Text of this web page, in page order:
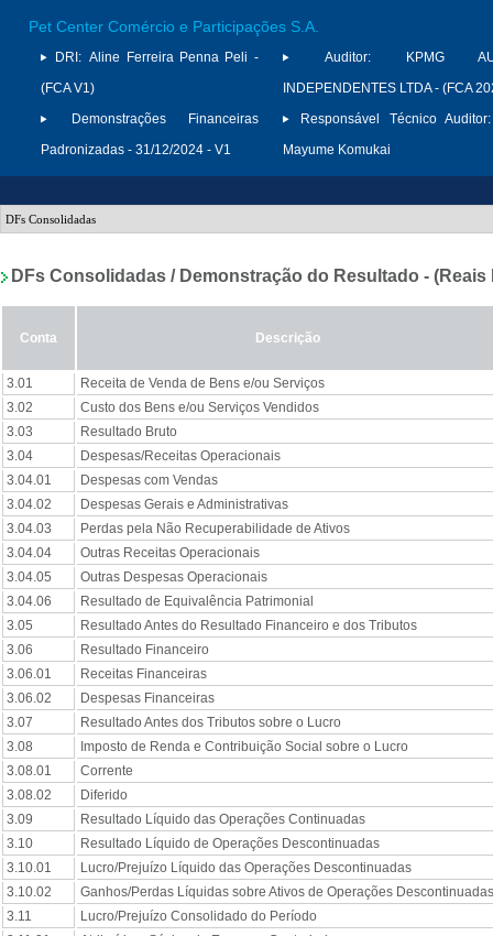
Pet Center Comércio e Participações S.A.
DRI: Aline Ferreira Penna Peli -
(FCA V1)
Demonstrações Financeiras
Padronizadas - 31/12/2024 - V1
Auditor:
KPMG
INDEPENDENTES LTDA - (FCA
Responsável Técnico Auditor:
Mayume Komukai